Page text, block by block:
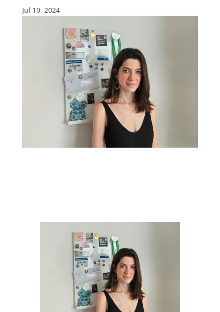
Jul 10, 2024